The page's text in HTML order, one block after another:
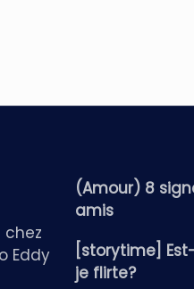
chez
Eddy
(Amour) 8
amis
[storytime]
je flirte?